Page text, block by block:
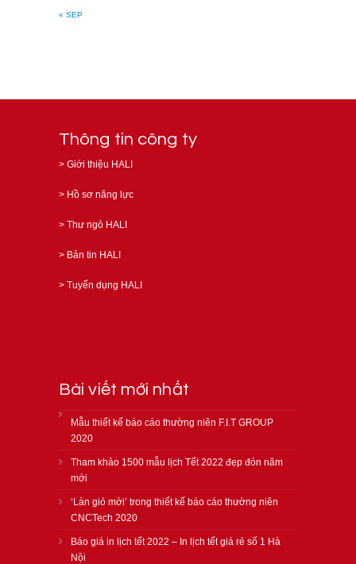
« SEP
Thông tin công ty
> Giới thiệu HALI
> Hồ sơ năng lực
> Thư ngỏ HALI
> Bản tin HALI
> Tuyển dụng HALI
Bài viết mới nhất
Mẫu thiết kế báo cáo thường niên F.I.T GROUP
2020
Tham khảo 1500 mẫu lịch Tết 2022 đẹp đón năm
mới
‘Làn gió mới’ trong thiết kế báo cáo thường niên
CNCTech 2020
Báo giá in lịch tết 2022 – In lịch tết giá rẻ số 1 Hà
Nội